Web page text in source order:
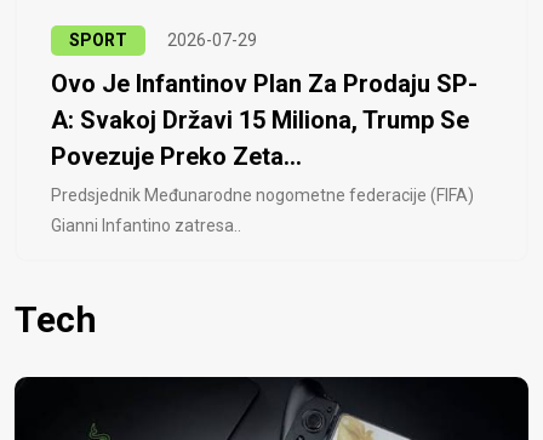
SPORT 2026-07-29
Ovo Je Infantinov Plan Za Prodaju SP-
A: Svakoj Državi 15 Miliona, Trump Se
Povezuje Preko Zeta...
Predsjednik Međunarodne nogometne federacije (FIFA)
Gianni Infantino zatresa..
Tech